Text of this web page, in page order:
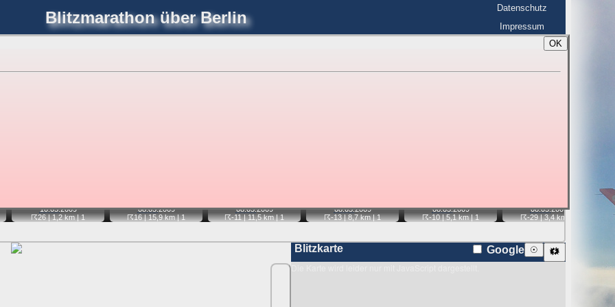
OK
Blitzmarathonüber Berlin
joerglorenz.de
Datenschutz
Impressum
Blitzmarathon Am Himmel Luftfahrt Blitzmarathon ☰
10.05.2009
☈26| 1,2 km |1
08.05.2009
☈16| 15,9 km |1
08.05.2009
☈-11| 11,5 km |1
08.05.2009
☈-13| 8,7 km |1
08.05.2009
☈-10| 5,1 km |1
08.05.2009
☈-29| 3,4 km |
Blitzkarte 🗱
☉
Google